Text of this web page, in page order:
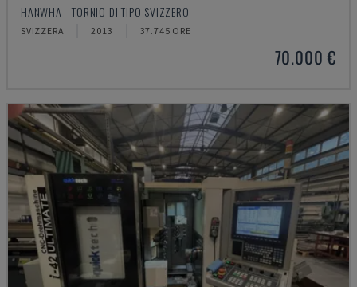
HANWHA - TORNIO DI TIPO SVIZZERO
SVIZZERA 2013 37.745 ORE
70.000 €